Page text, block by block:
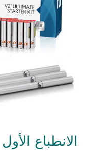
الانطباع الأول